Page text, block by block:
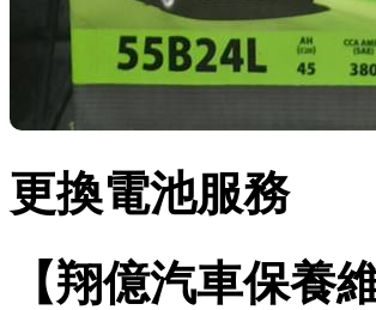
更換電池服務
【翔億汽車保養